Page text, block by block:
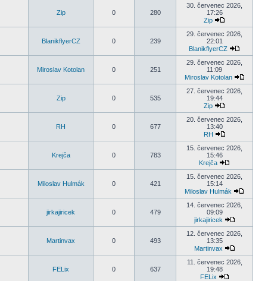
Zip 0 280
30. červenec 2026,
17:26
Zip
BlanikflyerCZ 0 239
29. červenec 2026,
22:01
BlanikflyerCZ
Miroslav Kotolan 0 251
29. červenec 2026,
11:09
Miroslav Kotolan
Zip 0 535
27. červenec 2026,
19:44
Zip
RH 0 677
20. červenec 2026,
13:40
RH
Krejča 0 783
15. červenec 2026,
15:46
Krejča
Miloslav Hulmák 0 421
15. červenec 2026,
15:14
Miloslav Hulmák
jirkajiricek 0 479
14. červenec 2026,
09:09
jirkajiricek
Martinvax 0 493
12. červenec 2026,
13:35
Martinvax
FELix 0 637
11. červenec 2026,
19:48
FELix